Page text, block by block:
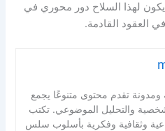
يكون لهذا السلاح دور محوري في
العقود القادمة.
ومدونة تقدم محتوى متنوعًا يجمع
والتحليل الموضوعي. تكتب
وثقافية وفكرية بأسلوب سلس